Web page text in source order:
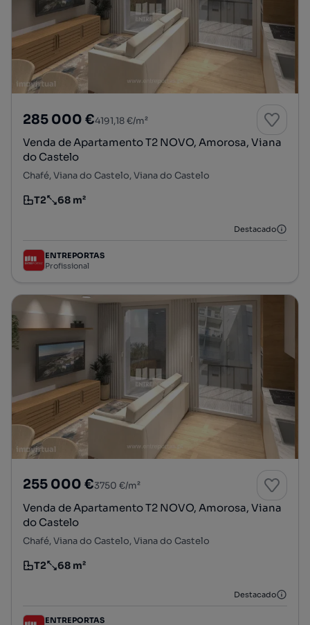
285 000 €4191,18 €/m²
Venda de Apartamento T2 NOVO, Amorosa, Viana
do Castelo
Chafé, Viana do Castelo, Viana do Castelo
Tipologia
T2
Preço por metro quadrado
68 m²
Destacado
ENTREPORTAS
Profissional
255 000 €3750 €/m²
Venda de Apartamento T2 NOVO, Amorosa, Viana
do Castelo
Chafé, Viana do Castelo, Viana do Castelo
Tipologia
T2
Preço por metro quadrado
68 m²
Destacado
ENTREPORTAS